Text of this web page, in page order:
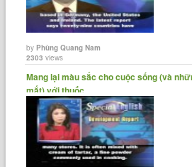
byPhùng Quang Nam
2303 views
Mang lại màu sắc cho cuộc sống (và
mắt) với thuốc......